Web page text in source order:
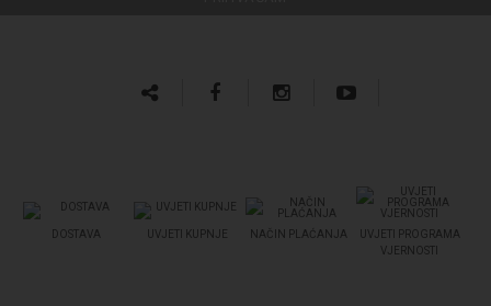
DOSTAVA UVJETI KUPNJE NAČIN PLAĆANJA
UVJETI PROGRAMA
VJERNOSTI